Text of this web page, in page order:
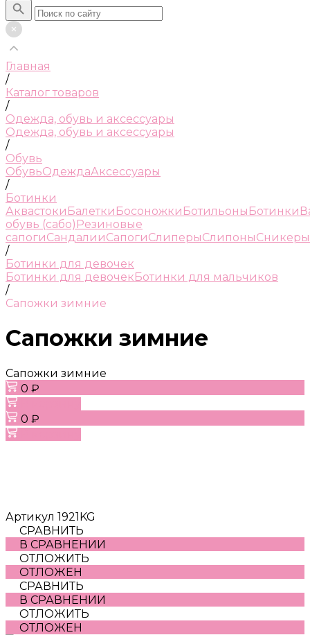
Главная
/
Каталог товаров
/
Одежда, обувь и аксессуары
Одежда, обувь и аксессуары
/
Обувь
ОбувьОдеждаАксессуары
/
Ботинки
Аквастоки Балетки Босоножки Ботильоны Ботинки
обувь (сабо) Резиновые
сапогиСандалииСапогиСлиперыСлипоныСникеры
/
Ботинки для девочек
Ботинки для девочекБотинки для мальчиков
/
Сапожки зимние
Сапожки зимние
Сапожки зимние
0 ₽
0 ₽
Артикул 1921KG
СРАВНИТЬ
В СРАВНЕНИИ
ОТЛОЖИТЬ
ОТЛОЖЕН
СРАВНИТЬ
В СРАВНЕНИИ
ОТЛОЖИТЬ
ОТЛОЖЕН